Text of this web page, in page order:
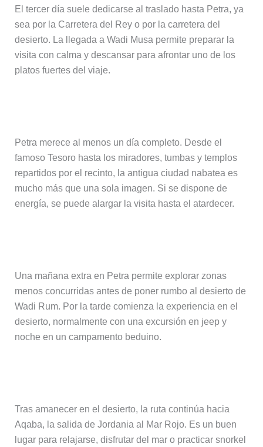
El tercer día suele dedicarse al traslado hasta Petra, ya
sea por la Carretera del Rey o por la carretera del
desierto. La llegada a Wadi Musa permite preparar la
visita con calma y descansar para afrontar uno de los
platos fuertes del viaje.
Petra merece al menos un día completo. Desde el
famoso Tesoro hasta los miradores, tumbas y templos
repartidos por el recinto, la antigua ciudad nabatea es
mucho más que una sola imagen. Si se dispone de
energía, se puede alargar la visita hasta el atardecer.
Una mañana extra en Petra permite explorar zonas
menos concurridas antes de poner rumbo al desierto de
Wadi Rum. Por la tarde comienza la experiencia en el
desierto, normalmente con una excursión en jeep y
noche en un campamento beduino.
Tras amanecer en el desierto, la ruta continúa hacia
Aqaba, la salida de Jordania al Mar Rojo. Es un buen
lugar para relajarse, disfrutar del mar o practicar snorkel